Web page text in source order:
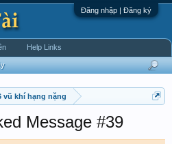
Đăng nhập | Đăng ký
vũ khí hạng nặng
Message #39
Help Links